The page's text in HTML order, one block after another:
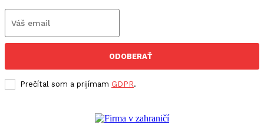
ODOBERAŤ
Prečítal som a prijímam GDPR.